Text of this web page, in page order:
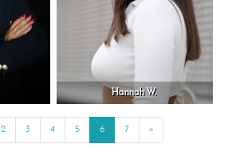
Hannah W.
2 3 4 5 6 7 »